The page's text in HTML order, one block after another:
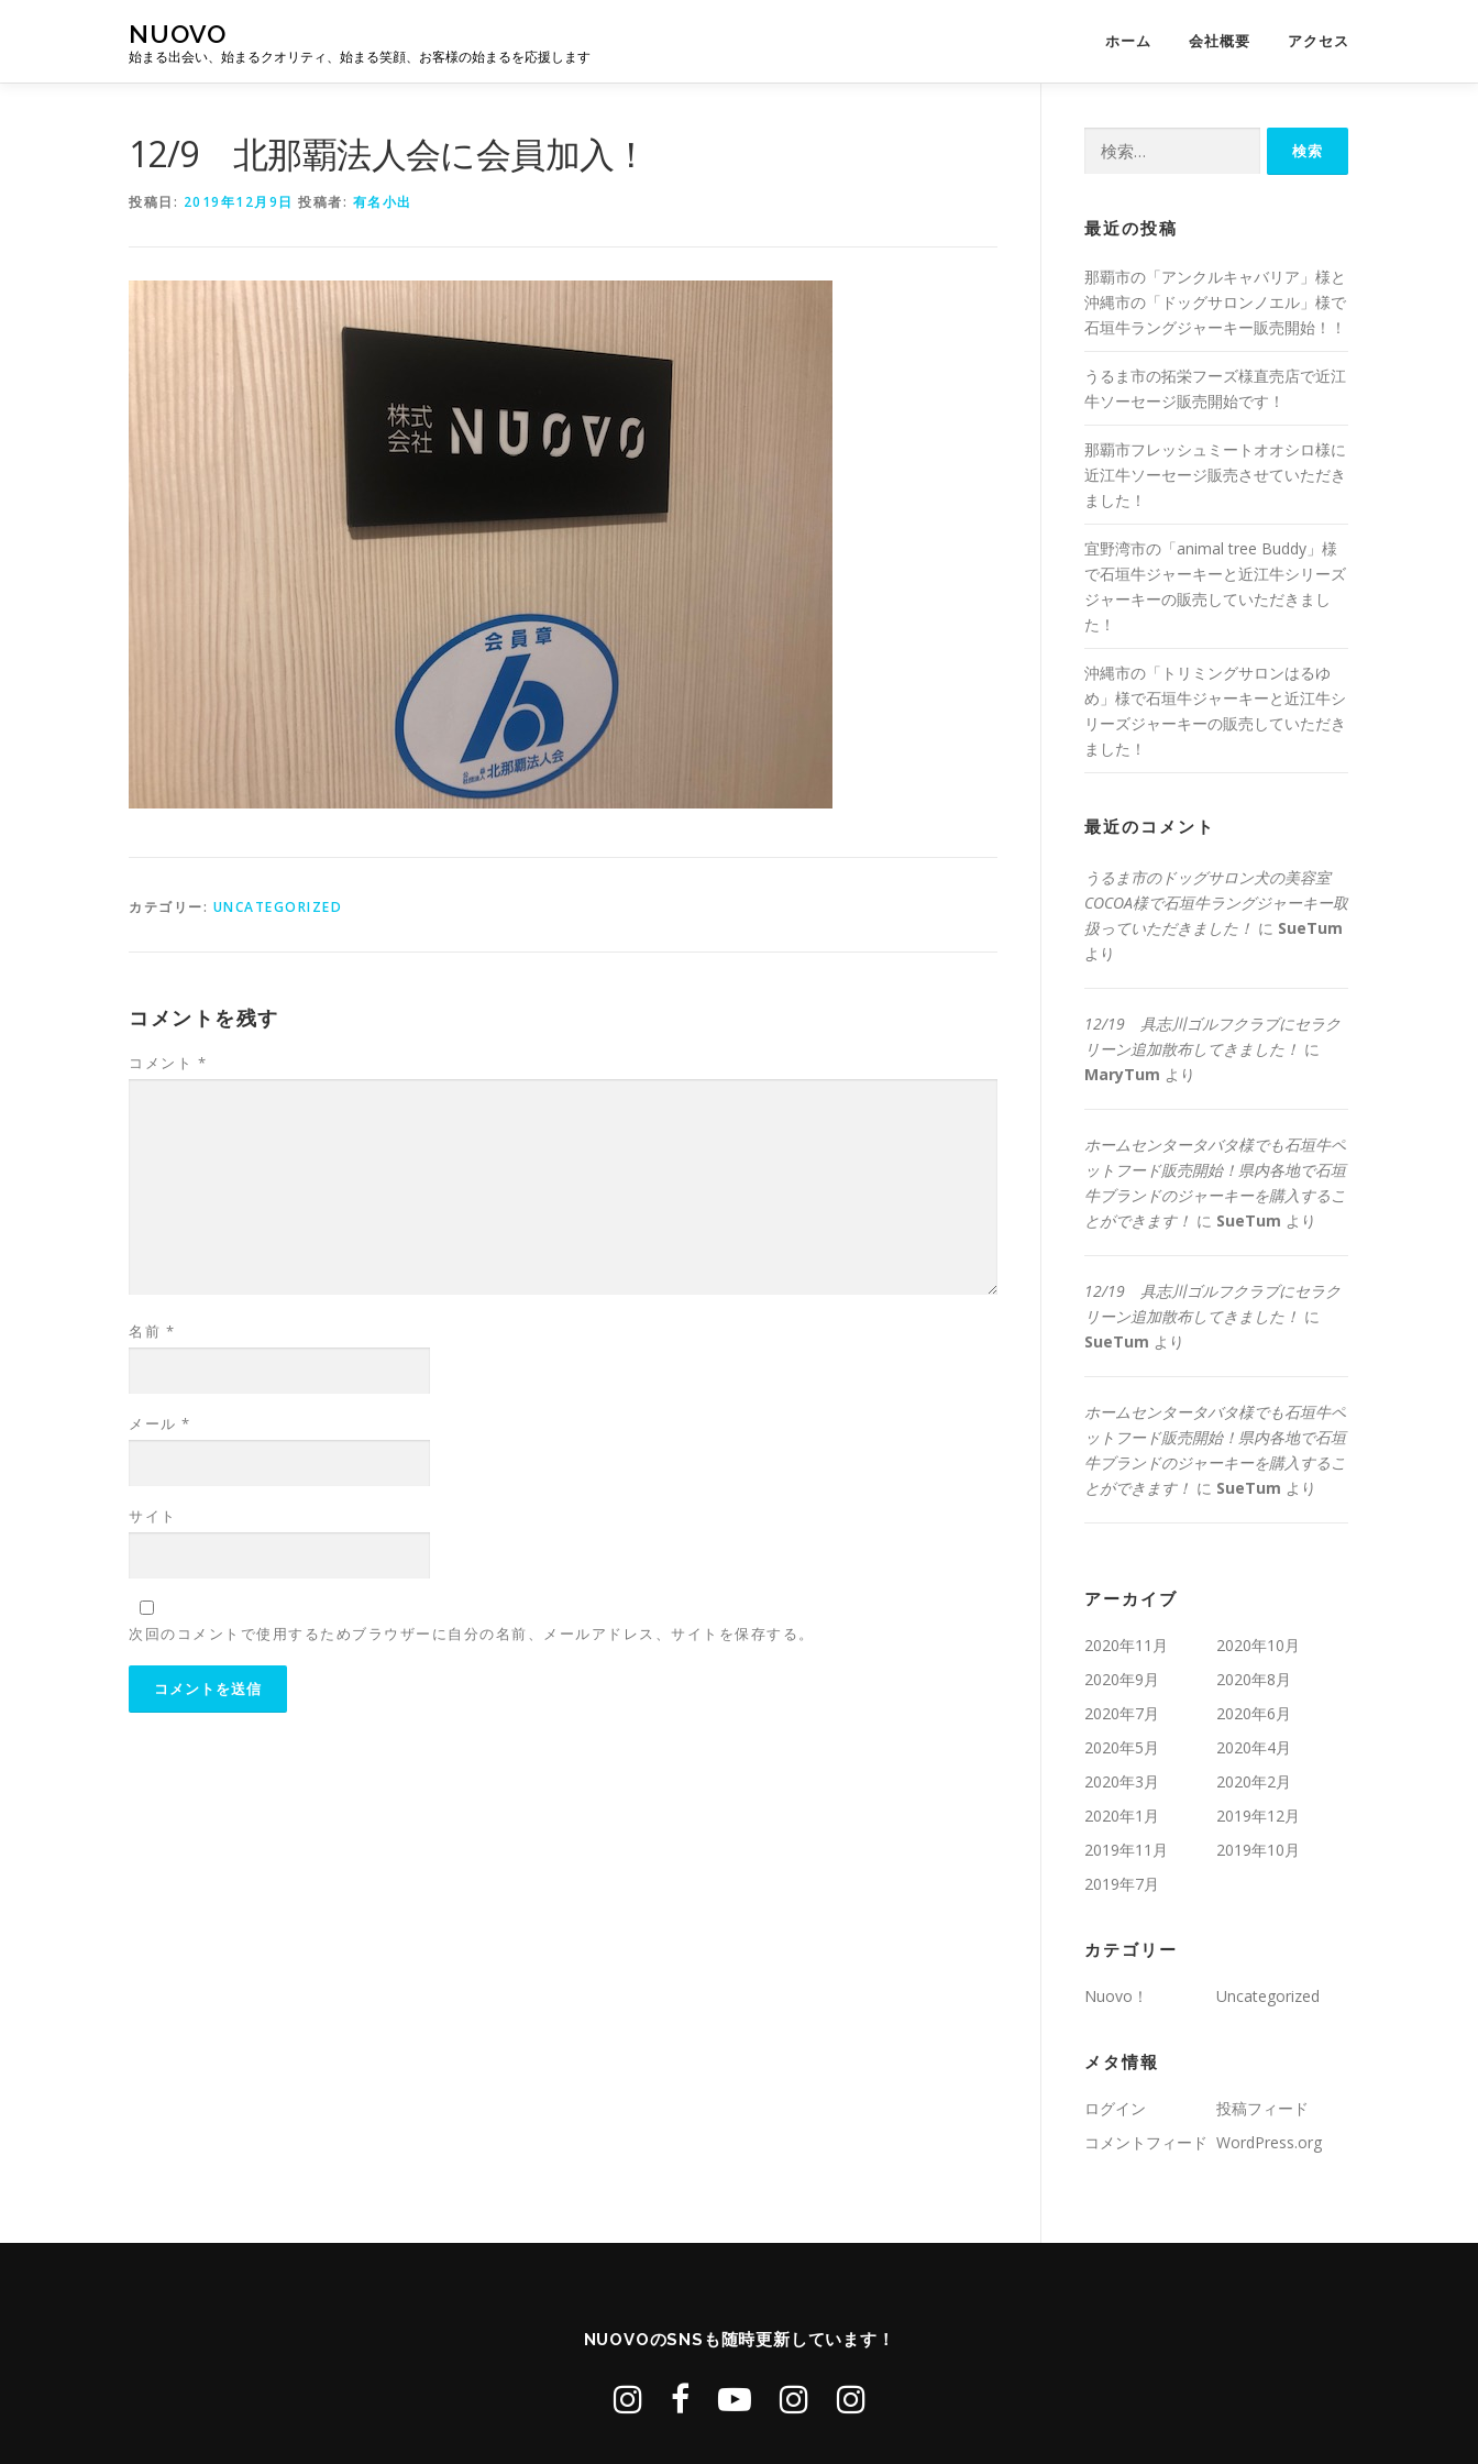
ン
NUOVO
始まる出会い、始まるクオリティ、始まる笑顔、お客様の始まるを応援します
ホーム 会社概要 アクセス
12/9 北那覇法人会に会員加入！
投稿日: 2019年12月9日 投稿者: 有名小出
カテゴリー: UNCATEGORIZED
コメントを残す
コメント *
名前 *
メール *
サイト
次回のコメントで使用するためブラウザーに自分の名前、メールアドレス、サイトを保存する。
最近の投稿
那覇市の「アンクルキャバリア」様と
沖縄市の「ドッグサロンノエル」様で
石垣牛ラングジャーキー販売開始！！
うるま市の拓栄フーズ様直売店で近江
牛ソーセージ販売開始です！
那覇市フレッシュミートオオシロ様に
近江牛ソーセージ販売させていただき
ました！
宜野湾市の「animal tree Buddy」様
で石垣牛ジャーキーと近江牛シリーズ
ジャーキーの販売していただきまし
た！
沖縄市の「トリミングサロンはるゆ
め」様で石垣牛ジャーキーと近江牛シ
リーズジャーキーの販売していただき
ました！
最近のコメント
うるま市のドッグサロン犬の美容室
COCOA様で石垣牛ラングジャーキー取
扱っていただきました！ に SueTum
より
12/19 具志川ゴルフクラブにセラク
リーン追加散布してきました！ に
MaryTum より
ホームセンタータバタ様でも石垣牛ペ
ットフード販売開始！県内各地で石垣
牛ブランドのジャーキーを購入するこ
とができます！ に SueTum より
12/19 具志川ゴルフクラブにセラク
リーン追加散布してきました！ に
SueTum より
ホームセンタータバタ様でも石垣牛ペ
ットフード販売開始！県内各地で石垣
牛ブランドのジャーキーを購入するこ
とができます！ に SueTum より
アーカイブ
2020年11月
2020年10月
2020年9月
2020年8月
2020年7月
2020年6月
2020年5月
2020年4月
2020年3月
2020年2月
2020年1月
2019年12月
2019年11月
2019年10月
2019年7月
カテゴリー
Nuovo！ Uncategorized
メタ情報
ログイン
投稿フィード
コメントフィード WordPress.org
NUOVOのSNSも随時更新しています！